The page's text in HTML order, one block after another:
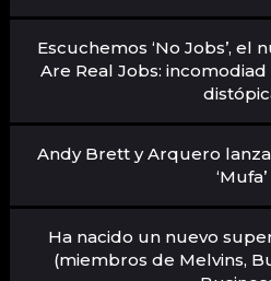
Escuchemos ‘No Jobs’, el
Are Real Jobs:
Andy Brett y Arquero
‘Mufa’
Ha nacido un nuevo
(miembros de Melvins,